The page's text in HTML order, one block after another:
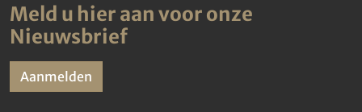
Meld u hier aan voor onze
Nieuwsbrief
Aanmelden